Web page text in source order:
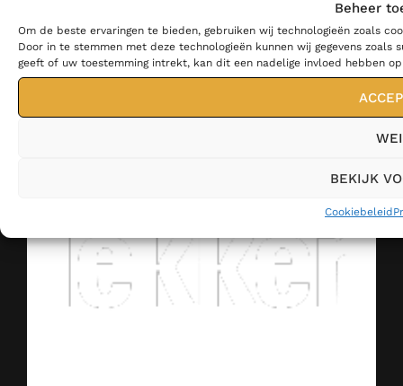
Beheer
Om de beste ervaringen te bieden, gebruiken wij technologieën zoals
Door in te stemmen met deze technologieën kunnen wij gegevens
geeft of uw toestemming intrekt, kan dit een nadelige invloed hebben
BEKIJK
Cookiebeleid